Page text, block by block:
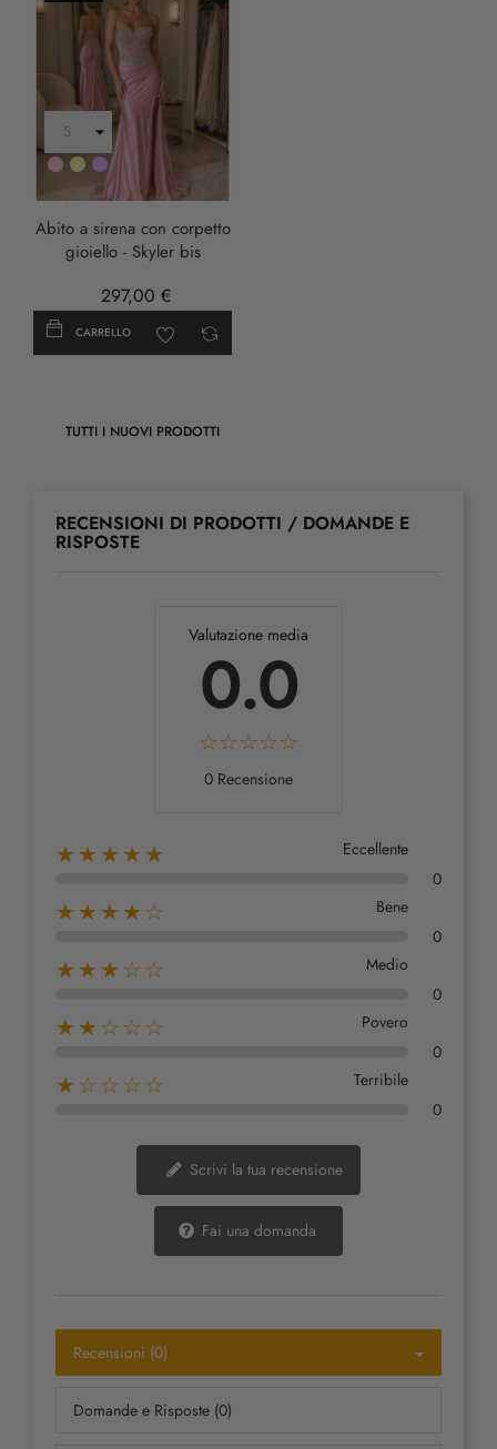
RosaOroLILLA
Abito a sirena con corpetto
gioiello - Skyler bis
297,00 €
CARRELLO
TUTTI I NUOVI PRODOTTI
RECENSIONI DI PRODOTTI / DOMANDE E
RISPOSTE
Valutazione media
0.0
0 Recensione
★★★★★
Eccellente
0
★★★★☆
Bene
0
★★★☆☆
Medio
0
★★☆☆☆
Povero
0
★☆☆☆☆
Terribile
0
Scrivi la tua recensione
Fai una domanda
Recensioni (0)
Domande e Risposte (0)